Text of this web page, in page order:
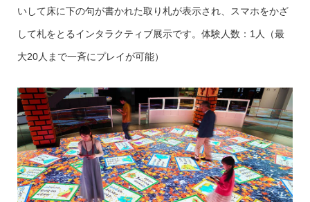
いして床に下の句が書かれた取り札が表示され、スマホをかざ
して札をとるインタラクティブ展示です。体験人数：1人（最
大20人まで一斉にプレイが可能）